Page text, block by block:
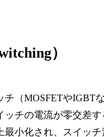
）
（MOSFETやIGBT
ッチの電流が零交差
小化され、スイッ